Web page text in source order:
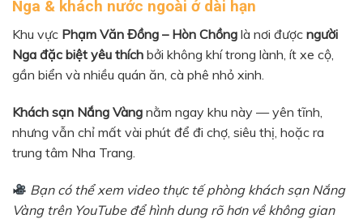
Nga & khách nước ngoài ở dài hạn
Khu vực Phạm Văn Đồng – Hòn Chồng là nơi được người
Nga đặc biệt yêu thích bởi không khí trong lành, ít xe cộ,
gần biển và nhiều quán ăn, cà phê nhỏ xinh.
Khách sạn Nắng Vàng nằm ngay khu này — yên tĩnh,
nhưng vẫn chỉ mất vài phút để đi chợ, siêu thị, hoặc ra
trung tâm Nha Trang.
Bạn có thể xem video thực tế phòng khách sạn Nắng
Vàng trên YouTube để hình dung rõ hơn về không gian